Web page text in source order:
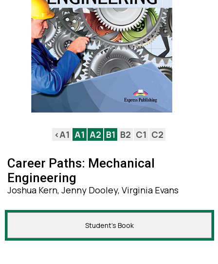
<A1 A1 A2 B1 B2 C1 C2
Career Paths: Mechanical
Engineering
Joshua Kern, Jenny Dooley, Virginia Evans
Student's Book